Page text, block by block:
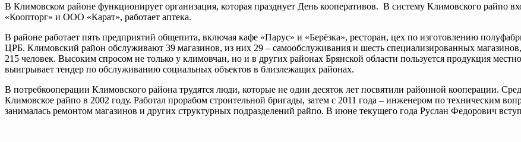
В Климовском районе функционирует организация, которая празднует День кооперативов. В систему Климовского
«Коопторг» и ООО «Карат», работает аптека.
В районе работает пять предприятий общепита, включая кафе «Парус» и «Берёзка», ресторан, цех по изготовлению
ЦРБ. Климовский район обслуживают 39 магазинов, из них 29 – самообслуживания и шесть специализированных
215 человек. Высоким спросом не только у климовчан, но и в других районах Брянской области пользуется продукция
выигрывает тендер по обслуживанию социальных объектов в близлежащих районах.
В потребкооперации Климовского района трудятся люди, которые не один десяток лет посвятили районной кооперации.
Климовское райпо в 2002 году. Работал прорабом строительной бригады, затем с 2011 года – инженером по техническим
занималась ремонтом магазинов и других структурных подразделений райпо. В июне текущего года Руслан Федорович